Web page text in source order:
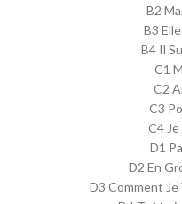
B2
B3
B4 Il
C1
C2
C3
C4
D1
D2 En
D3 Comment Je